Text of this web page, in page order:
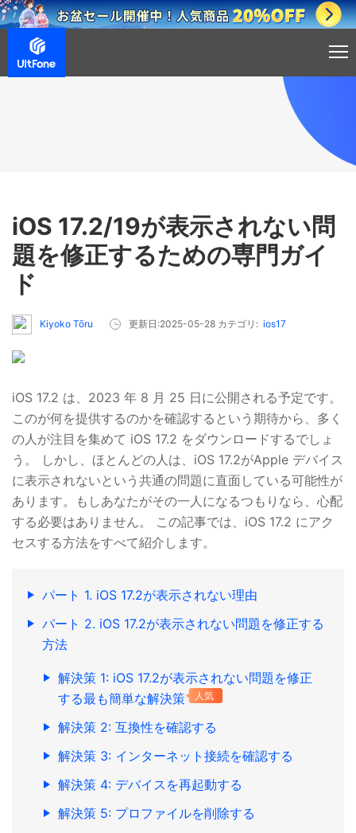
iOS 17.2/19が表示されない問
題を修正するための専門ガイ
ド
Kiyoko Tōru 更新日:2025-05-28 カテゴリ: ios17
iOS 17.2 は、2023 年 8 月 25 日に公開される予定です。
このが何を提供するのかを確認するという期待から、多く
の人が注目を集めて iOS 17.2 をダウンロードするでしょ
う。 しかし、ほとんどの人は、iOS 17.2がApple デバイス
に表示されないという共通の問題に直面している可能性が
あります。もしあなたがその一人になるつもりなら、心配
する必要はありません。 この記事では、iOS 17.2 にアク
セスする方法をすべて紹介します。
パート 1. iOS 17.2が表示されない理由
パート 2. iOS 17.2が表示されない問題を修正する
方法
解決策 1: iOS 17.2が表示されない問題を修正
する最も簡単な解決策
人気
解決策 2: 互換性を確認する
解決策 3: インターネット接続を確認する
解決策 4: デバイスを再起動する
解決策 5: プロファイルを削除する